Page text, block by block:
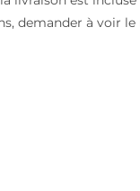
demander à voir le